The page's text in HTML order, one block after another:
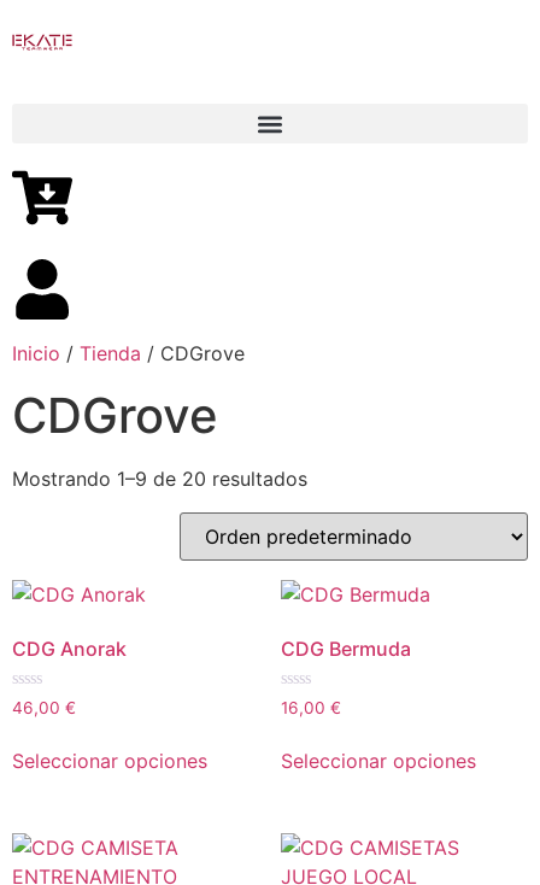
Inicio / Tienda / CDGrove
CDGrove
Mostrando 1–9 de 20 resultados
CDG Anorak
Valorado
con
de
5
46,00 €
Seleccionar opciones
CDG Bermuda
Valorado
con
de
5
16,00 €
Seleccionar opciones